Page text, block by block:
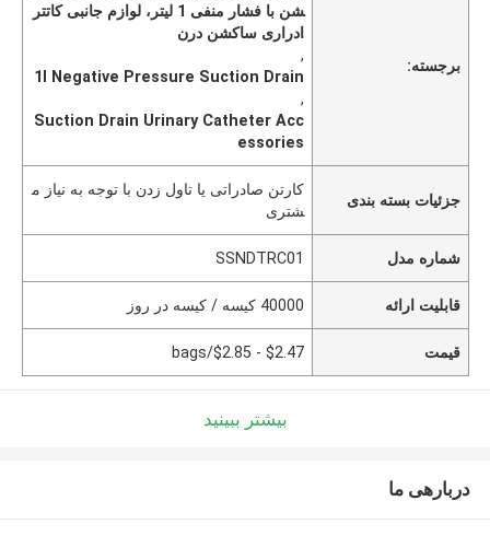
برجسته:
شن با فشار منفی 1 لیتر، لوازم جانبی کاتتر
ادراری ساکشن درن
,
1l Negative Pressure Suction Drain
,
Suction Drain Urinary Catheter Acc
essories
جزئیات بسته بندی
کارتن صادراتی یا تاول زدن با توجه به نیاز م
شتری
شماره مدل SSNDTRC01
قابلیت ارائه 40000 کیسه / کیسه در روز
قیمت $2.47 - $2.85/bags
بیشتر ببینید
دربارهی ما